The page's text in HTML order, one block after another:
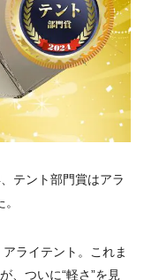
テント部門賞はアラ
ライテント。これま
、ついに“軽さ”を見